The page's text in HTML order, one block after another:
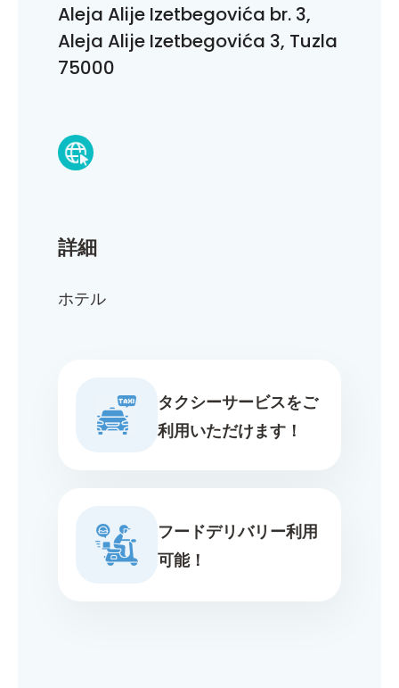
詳細
ホテル
タクシーサービスをご
利用いただけます！
フードデリバリー利用
可能！
Aleja Alije Izetbegovića br. 3,
Aleja Alije Izetbegovića 3, Tuzla
75000